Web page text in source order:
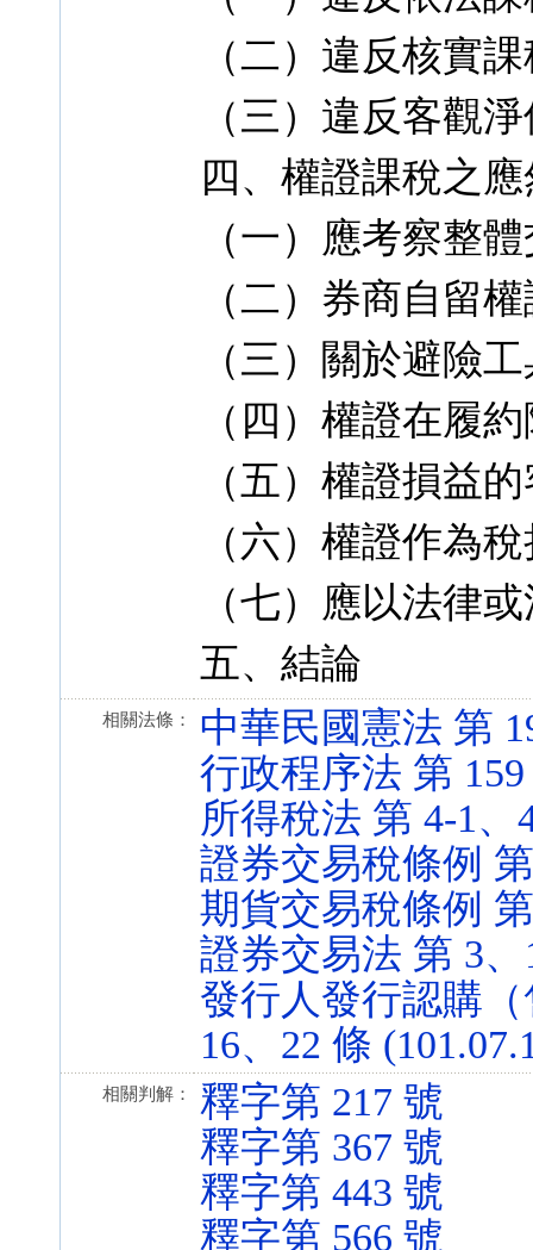
（二）違反核實
（三）違反客觀
四、權證課稅之
（一）應考察整
（二）券商自留
（三）關於避險
（四）權證在履
（五）權證損益
（六）權證作為
（七）應以法律
五、結論
相關法條：
中華民國憲法 第
行政程序法 第
所得稅法 第 4-1、
證券交易稅條例
期貨交易稅條例
證券交易法 第 3、
發行人發行認購
16、22 條
相關判解：
釋字第 217 號
釋字第 367 號
釋字第 443 號
釋字第 566 號